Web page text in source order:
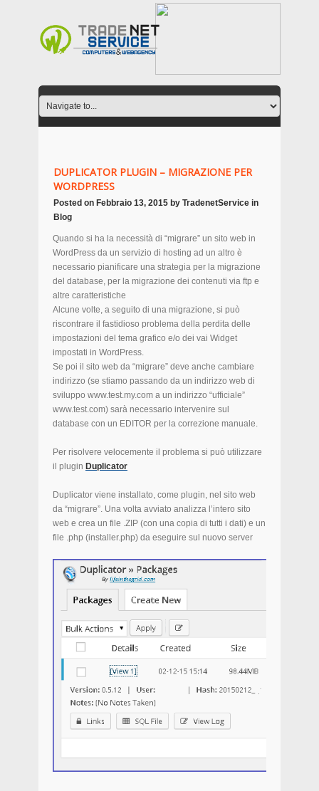
DUPLICATOR PLUGIN – MIGRAZIONE PER
WORDPRESS
Posted on Febbraio 13, 2015 by TradenetService in
Blog
Quando si ha la necessità di “migrare” un sito web in
WordPress da un servizio di hosting ad un altro è
necessario pianificare una strategia per la migrazione
del database, per la migrazione dei contenuti via ftp e
altre caratteristiche
Alcune volte, a seguito di una migrazione, si può
riscontrare il fastidioso problema della perdita delle
impostazioni del tema grafico e/o dei vai Widget
impostati in WordPress.
Se poi il sito web da “migrare” deve anche cambiare
indirizzo (se stiamo passando da un indirizzo web di
sviluppo www.test.my.com a un indirizzo “ufficiale”
www.test.com) sarà necessario intervenire sul
database con un EDITOR per la correzione manuale.
Per risolvere velocemente il problema si può utilizzare
il plugin Duplicator
Duplicator viene installato, come plugin, nel sito web
da “migrare”. Una volta avviato analizza l’intero sito
web e crea un file .ZIP (con una copia di tutti i dati) e un
file .php (installer.php) da eseguire sul nuovo server